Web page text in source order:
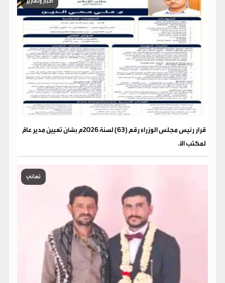
قرار رئيس مجلس الوزراء رقم (63) لسنة 2026م بشأن تعيين مدير عامًّ
لمكتب الأ.
تهاني